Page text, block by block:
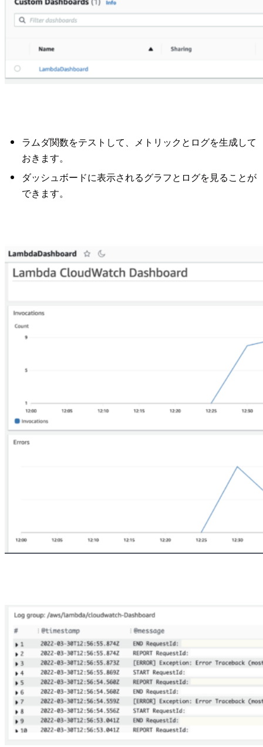
ラムダ関数をテストして、メトリックとログを生成して
おきます。
ダッシュボードに表示されるグラフとログを見ることが
できます。